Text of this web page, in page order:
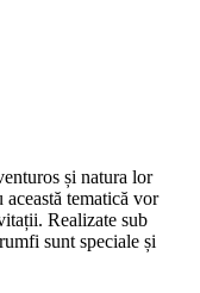
și natura lor
tematică vor
Realizate sub
sunt speciale și